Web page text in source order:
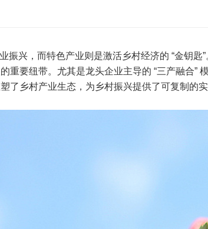
振兴，而特色产业则是激活乡村经济的 “金钥
重要纽带。尤其是龙头企业主导的 “三产融合
了乡村产业生态，为乡村振兴提供了可复制的实